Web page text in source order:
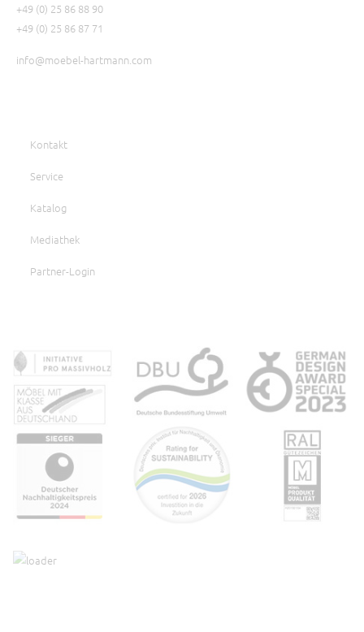
+49 (0) 25 86 88 90
+49 (0) 25 86 87 71
info@moebel-hartmann.com
Kontakt
Service
Katalog
Mediathek
Partner-Login